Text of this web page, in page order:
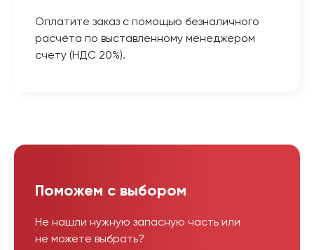
Оплатите заказ с помощью безналичного
расчёта по выставленному менеджером
счету (НДС 20%).
Поможем с выбором
Не нашли нужную запасную часть или
не можете выбрать?